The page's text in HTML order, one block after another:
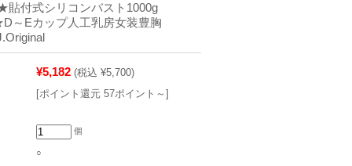
付式シリコンバスト1000g
～Eカップ人工乳房女装豊胸
¥5,182 (税込 ¥5,700)
[ポイント還元 57ポイント～]
個
○